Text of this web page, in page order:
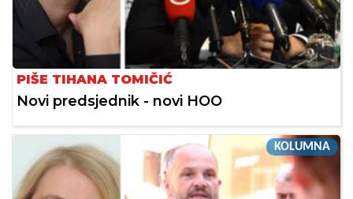
PIŠE TIHANA TOMIČIĆ
Novi predsjednik - novi HOO
KOLUMNA